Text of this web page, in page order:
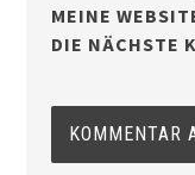
MEINE
DIE NÄCHSTE